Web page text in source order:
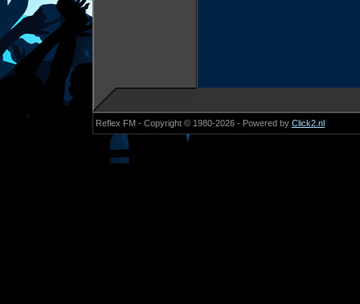
Reflex FM - Copyright © 1980-2026 - Powered by Click2.nl